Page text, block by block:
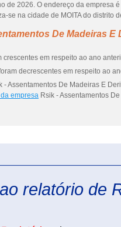
de 2026. O endereço da empresa é
se na cidade de MOITA do distrito
De Madeiras E
em respeito ao ano
decrescentes em respeito ao
Assentamentos De Madeiras E
empresa Rsik - Assentamentos
relatório de